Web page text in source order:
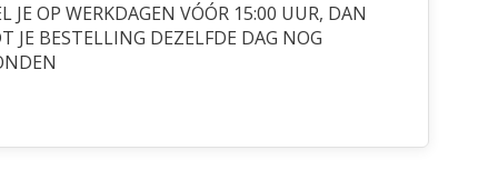
JE OP WERKDAGEN VÓÓR 15:00 UUR, DAN
JE BESTELLING DEZELFDE DAG NOG